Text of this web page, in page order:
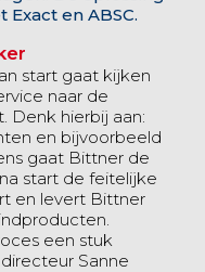
en ABSC.
start gaat kijken
naar de
Denk hierbij aan:
en bijvoorbeeld
gaat Bittner de
start de feitelijke
en levert Bittner
een stuk
Sanne